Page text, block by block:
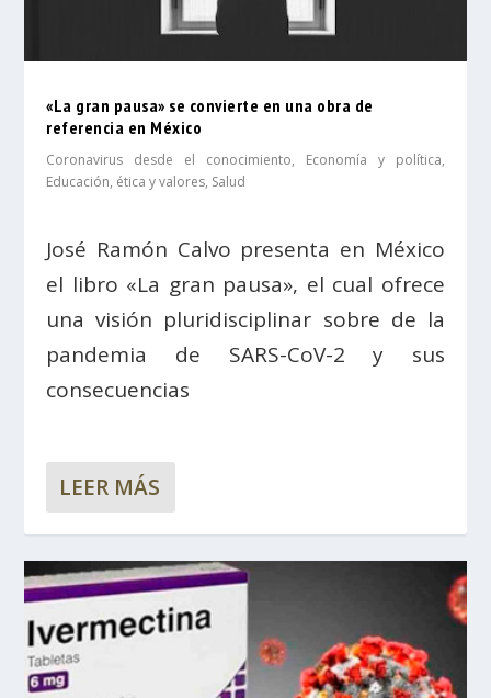
«La gran pausa» se convierte en una obra de
referencia en México
Coronavirus desde el conocimiento, Economía y política,
Educación, ética y valores, Salud
José Ramón Calvo presenta en México
el libro «La gran pausa», el cual ofrece
una visión pluridisciplinar sobre de la
pandemia de SARS-CoV-2 y sus
consecuencias
LEER MÁS